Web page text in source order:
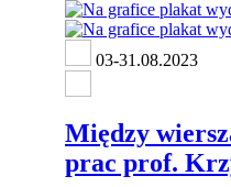
03-31.08.2023
Między
prac prof.